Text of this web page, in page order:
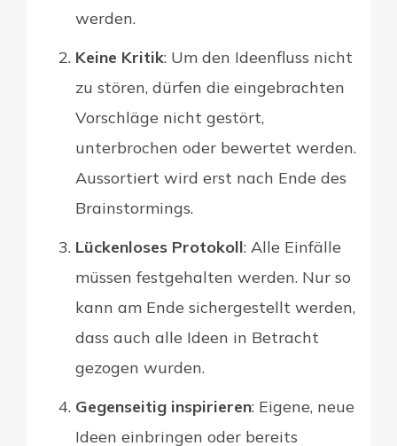
werden.
Keine Kritik: Um den Ideenfluss nicht
zu stören, dürfen die eingebrachten
Vorschläge nicht gestört,
unterbrochen oder bewertet werden.
Aussortiert wird erst nach Ende des
Brainstormings.
Lückenloses Protokoll: Alle Einfälle
müssen festgehalten werden. Nur so
kann am Ende sichergestellt werden,
dass auch alle Ideen in Betracht
gezogen wurden.
Gegenseitig inspirieren: Eigene, neue
Ideen einbringen oder bereits